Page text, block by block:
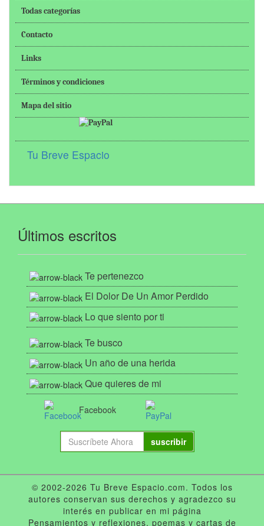
Todas categorías
Contacto
Links
Términos y condiciones
Mapa del sitio
Tu Breve Espacio
Últimos escritos
Te pertenezco
El Dolor De Un Amor Perdido
Lo que siento por ti
Te busco
Un año de una herida
Que quieres de mi
Facebook
suscribir
© 2002-2026 Tu Breve Espacio.com. Todos los
autores conservan sus derechos y agradezco su
interés en publicar en mi página
Pensamientos y reflexiones, poemas y cartas de